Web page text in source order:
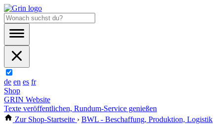
de en es fr
Shop
GRIN Website
Texte veröffentlichen, Rundum-Service genießen
Zur Shop-Startseite › BWL - Beschaffung, Produktion, Logistik